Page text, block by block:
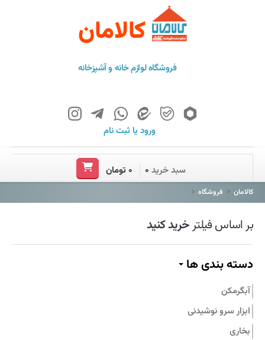
کالامان
فروشگاه لوازم خانه و آشپزخانه
ورودیا ثبت نام
فروشگاه
باشگاه مشتریان
درباره ما
سبد خرید ۰ ۰ تومان
کالامان فروشگاه
بر اساس فیلترخرید کنید
دسته بندی ها
آبگرمکن
ابزار سرو نوشیدنی
بخاری